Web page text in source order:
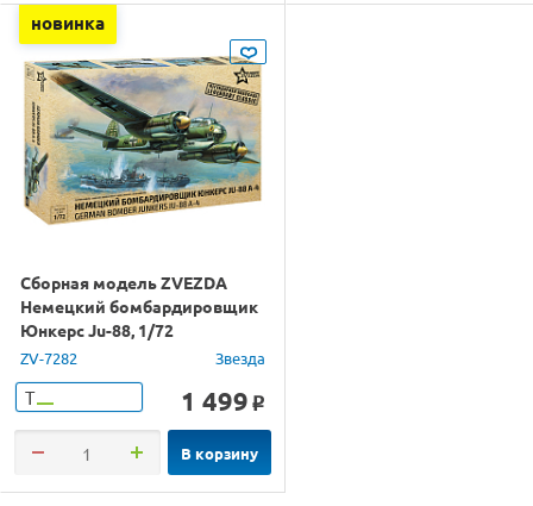
новинка
Сборная модель ZVEZDA
Немецкий бомбардировщик
Юнкерс Ju-88, 1/72
ZV-7282 Звезда
Т 1 499 o
В корзину